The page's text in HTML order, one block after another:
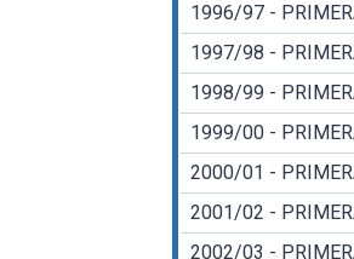
1996/97 -
1997/98 -
1998/99 -
1999/00 -
2000/01 -
2001/02 -
2002/03 -